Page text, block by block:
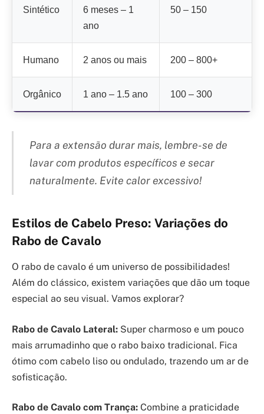
Sintético
6 meses – 1
ano
50 – 150
Humano 2 anos ou mais 200 – 800+
Orgânico 1 ano – 1.5 ano 100 – 300
Para a extensão durar mais, lembre-se de
lavar com produtos específicos e secar
naturalmente. Evite calor excessivo!
Estilos de Cabelo Preso: Variações do
Rabo de Cavalo
O rabo de cavalo é um universo de possibilidades!
Além do clássico, existem variações que dão um toque
especial ao seu visual. Vamos explorar?
Rabo de Cavalo Lateral: Super charmoso e um pouco
mais arrumadinho que o rabo baixo tradicional. Fica
ótimo com cabelo liso ou ondulado, trazendo um ar de
sofisticação.
Rabo de Cavalo com Trança: Combine a praticidade